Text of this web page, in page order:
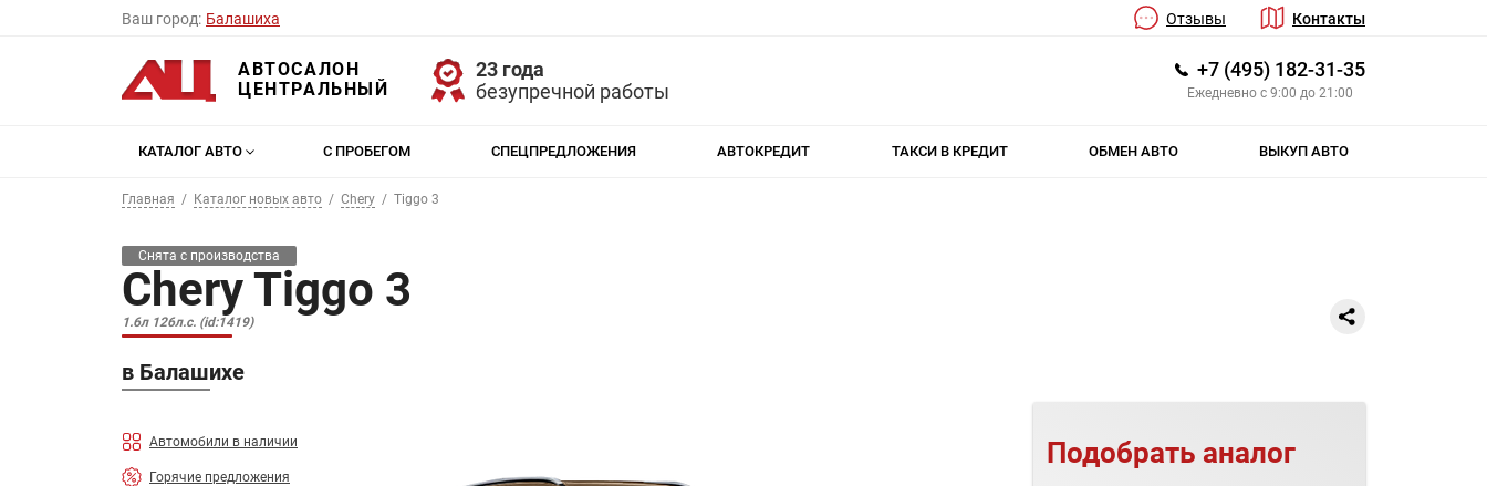
Ваш город: Балашиха Отзывы Контакты
АВТОСАЛОН
ЦЕНТРАЛЬНЫЙ
23 года
безупречной работы
+7 (495) 182-31-35
Ежедневно с 9:00 до 21:00
КАТАЛОГ АВТО С ПРОБЕГОМ СПЕЦПРЕДЛОЖЕНИЯ АВТОКРЕДИТ ТАКСИ В КРЕДИТ ОБМЕН АВТО ВЫКУП АВТО
Главная Каталог новых авто Chery Tiggo 3
Снята с производства
Chery Tiggo 3
1.6л 126л.с. (id:1419)
в Балашихе
Автомобили в наличии
Горячие предложения
Подобрать аналог